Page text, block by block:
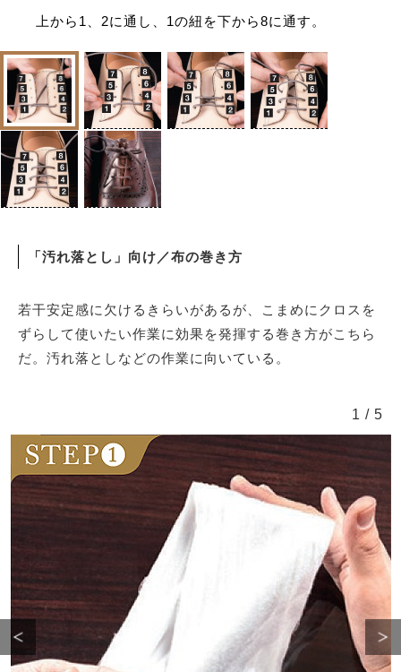
上から1、2に通し、1の紐を下から8に通す。
「汚れ落とし」向け／布の巻き方
若干安定感に欠けるきらいがあるが、こまめにクロスを
ずらして使いたい作業に効果を発揮する巻き方がこちら
だ。汚れ落としなどの作業に向いている。
1 / 5